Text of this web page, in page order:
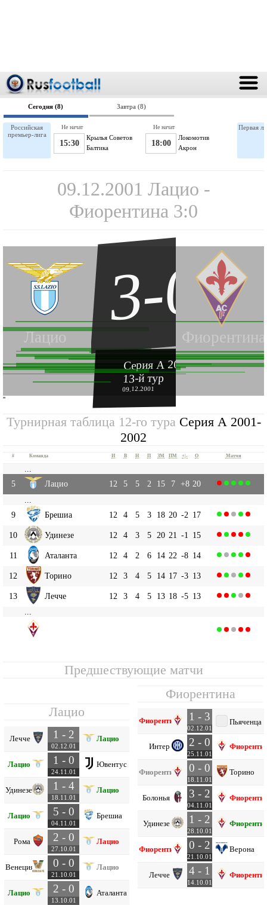
Сегодня (8) Завтра (8)
Российская
премьер-лига
Крылья Советов
15:30 Балтика
Не начат
Локомотив
18:00 Акрон
Не начат Первая
09.12.2001 Лацио -
Фиорентина 3:0
Лацио Фиорентина
3-0
Серия А 2001-2002
13-й тур
09.12.2001
''
Турнирная таблица 12-го тура Серия А 2001-
2002
# Команда И В Н П ЗМ ПМ +|- О Матчи
5
Лацио 12 5 5 2 15 7 +8 20
9
Брешиа 12 4 5 3 18 20 -2 17
10 Удинезе 12 4 3 5 20 21 -1 15
11 Аталанта 12 4 2 6 14 22 -8 14
12 Торино 12 3 4 5 14 17 -3 13
13 Лечче 12 3 4 5 13 18 -5 13
Предшествующие матчи
Лацио
Лечче 1 - 2
02.12.01
Лацио
Лацио 1 - 0
24.11.01
Ювентус
Удинезе 1 - 4
18.11.01
Лацио
Лацио 5 - 0
04.11.01
Брешиа
Рома 2 - 0
27.10.01
Лацио
Венеция 0 - 0
21.10.01
Лацио
Лацио 2 - 0
13.10.01
Аталанта
Фиорентина
Фиорентина 1 - 3
02.12.01
Пьяченца
Интер 2 - 0
25.11.01
Фиорентина 0 - 0
18.11.01
Торино
Болонья 3 - 2
04.11.01
Удинезе 1 - 2
28.10.01
Фиорентина 0 - 2
21.10.01
Верона
Лечче 4 - 1
14.10.01